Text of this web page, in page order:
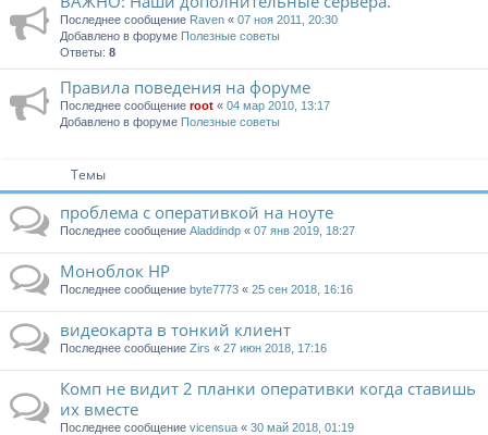
Последнее сообщение Raven « 07 ноя 2011, 20:30
Добавлено в форуме Полезные советы
Ответы: 8
Правила поведения на форуме
Последнее сообщение root « 04 мар 2010, 13:17
Добавлено в форуме Полезные советы
Темы
проблема с оперативкой на ноуте
Последнее сообщение Aladdindp « 07 янв 2019, 18:27
Моноблок HP
Последнее сообщение byte7773 « 25 сен 2018, 16:16
видеокарта в тонкий клиент
Последнее сообщение Zirs « 27 июн 2018, 17:16
Комп не видит 2 планки оперативки когда ставишь
их вместе
Последнее сообщение vicensua « 30 май 2018, 01:19